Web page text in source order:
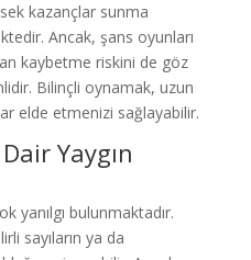
kazançlar sunma
Ancak, şans oyunları
kaybetme riskini de göz
Bilinçli oynamak, uzun
elde etmenizi sağlayabilir.
Yaygın
yanılgı bulunmaktadır.
sayıların ya da